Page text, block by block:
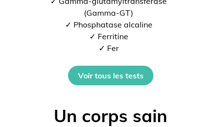
(Gamma-GT)
✓ Phosphatase alcaline
✓ Ferritine
✓ Fer
Voir tous les tests
Un corps sain